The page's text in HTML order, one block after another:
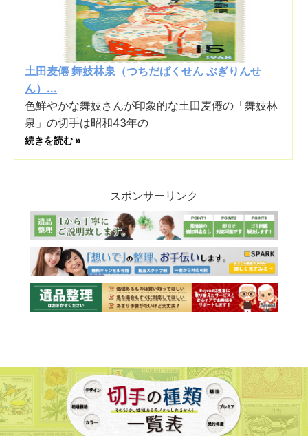
土田麦僊 舞妓林泉（つちだばくせん ぶぎりんせ
ん）...
色鮮やかな舞妓さんが印象的な土田麦僊の「舞妓林
泉」の切手は昭和43年の
続きを読む »
スポンサーリンク